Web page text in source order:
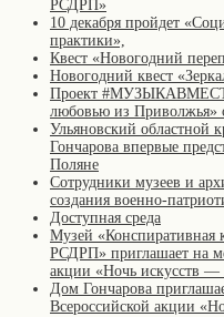
РСДРП»
10 декабря пройдет
практики»,
Квест «Новогодний
Новогодний квест
Проект
любовью из Приволжья»
Ульяновский областной
Гончарова впервые
Поляне
Сотрудники музеев и
создания военно-
Доступная среда
Музей «Конспиративная
РСДРП» приглашает на
акции «Ночь искусств —
Дом Гончарова
Всероссийской акции